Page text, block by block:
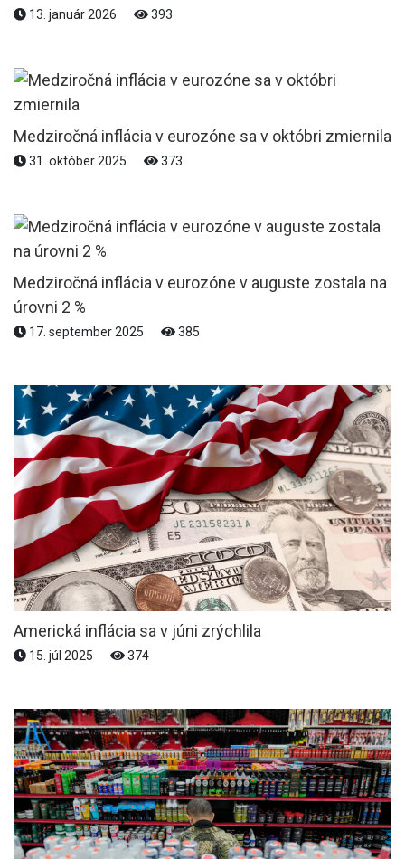
13. január 2026 393
Medziročná inflácia v eurozóne sa v októbri zmiernila
31. október 2025 373
Medziročná inflácia v eurozóne v auguste zostala na
úrovni 2 %
17. september 2025 385
Americká inflácia sa v júni zrýchlila
15. júl 2025 374